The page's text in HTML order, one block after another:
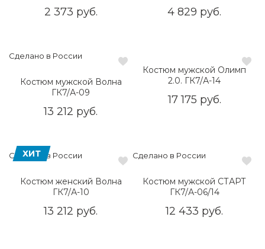
2 373 руб. 4 829 руб.
Сделано в России
Костюм мужской Волна
ГК7/А-09
13 212 руб.
Костюм мужской Олимп
2.0. ГК7/А-14
17 175 руб.
Сделано в России
ХИТ
Костюм женский Волна
ГК7/А-10
13 212 руб.
Сделано в России
Костюм мужской СТАРТ
ГК7/А-06/14
12 433 руб.